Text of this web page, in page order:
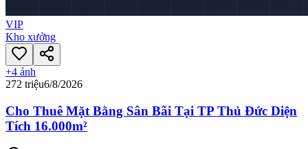
VIP
Kho xưởng
+4 ảnh
272 triệu6/8/2026
Cho Thuê Mặt Bằng Sân Bãi Tại TP Thủ Đức Diện
Tích 16.000m²